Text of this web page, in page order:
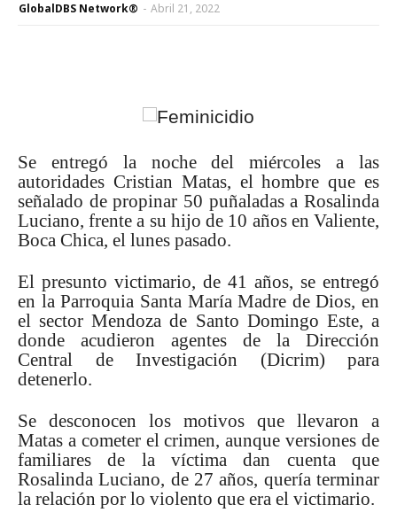
GlobalDBS Network® - Abril 21, 2022
Se entregó la noche del miércoles a las
autoridades Cristian Matas, el hombre que es
señalado de propinar 50 puñaladas a Rosalinda
Luciano, frente a su hijo de 10 años en Valiente,
Boca Chica, el lunes pasado.
El presunto victimario, de 41 años, se entregó
en la Parroquia Santa María Madre de Dios, en
el sector Mendoza de Santo Domingo Este, a
donde acudieron agentes de la Dirección
Central de Investigación (Dicrim) para
detenerlo.
Se desconocen los motivos que llevaron a
Matas a cometer el crimen, aunque versiones de
familiares de la víctima dan cuenta que
Rosalinda Luciano, de 27 años, quería terminar
la relación por lo violento que era el victimario.